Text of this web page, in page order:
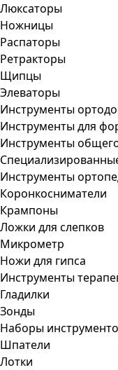
Люксаторы
Ножницы
Распаторы
Ретракторы
Щипцы
Элеваторы
Инструменты
Инструменты для
Инструменты
Инструменты
Коронкосниматели
Крампоны
Ложки для слепков
Микрометр
Ножи для гипса
Инструменты
Гладилки
Зонды
Наборы
Шпатели
Лотки